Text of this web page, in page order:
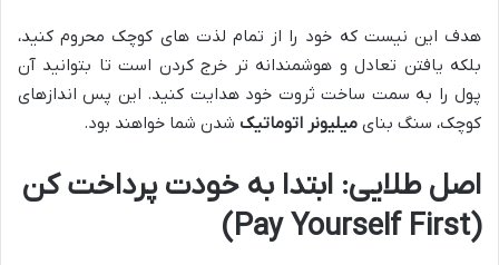
هدف این نیست که خود را از تمام لذت های کوچک محروم کنید،
بلکه یافتن تعادل و هوشمندانه تر خرج کردن است تا بتوانید آن
پول را به سمت ساخت ثروت خود هدایت کنید. این پس اندازهای
کوچک، سنگ بنای میلیونر اتوماتیک شدن شما خواهند بود.
اصل طلایی: ابتدا به خودت پرداخت کن
(Pay Yourself First)